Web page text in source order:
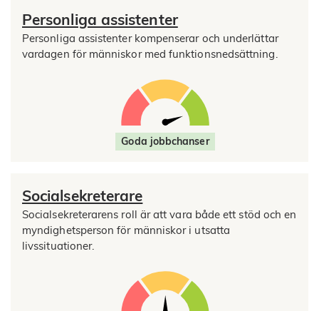
Personliga assistenter
Personliga assistenter kompenserar och underlättar
vardagen för människor med funktionsnedsättning.
Goda jobbchanser
Socialsekreterare
Socialsekreterarens roll är att vara både ett stöd och en
myndighetsperson för människor i utsatta
livssituationer.